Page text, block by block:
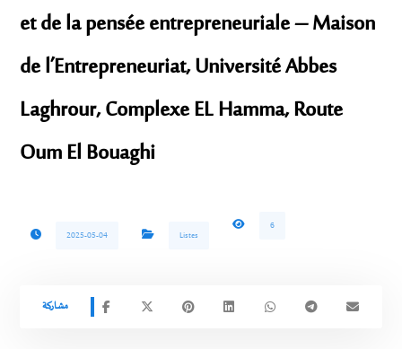
et de la pensée entrepreneuriale – Maison
de l’Entrepreneuriat, Université Abbes
Laghrour, Complexe EL Hamma, Route
Oum El Bouaghi
2025-05-04 Listes
6